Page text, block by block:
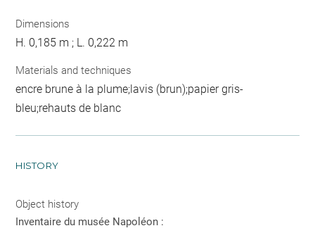
Dimensions
H. 0,185 m ; L. 0,222 m
Materials and techniques
encre brune à la plume;lavis (brun);papier gris-
bleu;rehauts de blanc
HISTORY
Object history
Inventaire du musée Napoléon :